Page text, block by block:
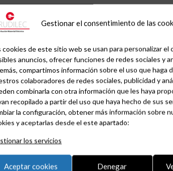
Gestionar el consentimiento de las
cookies de este sitio web se usan para personalizar el
anuncios, ofrecer funciones de redes sociales y
compartimos información sobre el uso que haga
colaboradores de redes sociales, publicidad y
combinarla con otra información que les haya
recopilado a partir del uso que haya hecho de sus
la configuración, obtener más información sobre
y aceptarlas desde el este apartado:
los servicios
Aceptar cookies Denegar